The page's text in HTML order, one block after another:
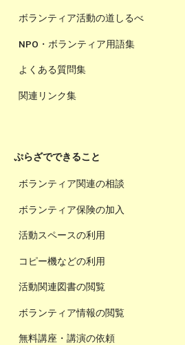
ボランティア活動の道しるべ
NPO・ボランティア用語集
よくある質問集
関連リンク集
ぷらざでできること
ボランティア関連の相談
ボランティア保険の加入
活動スペースの利用
コピー機などの利用
活動関連図書の閲覧
ボランティア情報の閲覧
無料講座・講演の依頼